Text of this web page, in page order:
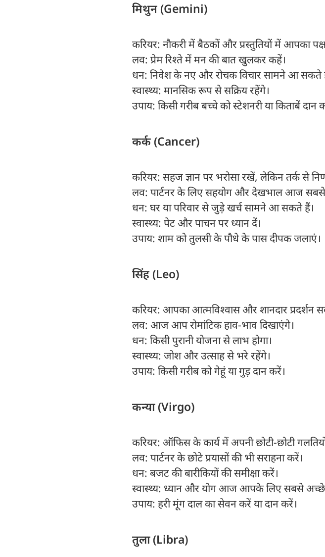
मिथुन (Gemini)
करियर: नौकरी में बैठकों और प्रस्तुतियों में आपका
लव: प्रेम रिश्ते में मन की बात खुलकर कहें।
धन: निवेश के नए और रोचक विचार सामने आ सकते
स्वास्थ्य: मानसिक रूप से सक्रिय रहेंगे।
उपाय: किसी गरीब बच्चे को स्टेशनरी या किताबें दान
कर्क (Cancer)
करियर: सहज ज्ञान पर भरोसा रखें, लेकिन तर्क से
लव: पार्टनर के लिए सहयोग और देखभाल आज सबसे
धन: घर या परिवार से जुड़े खर्च सामने आ सकते हैं।
स्वास्थ्य: पेट और पाचन पर ध्यान दें।
उपाय: शाम को तुलसी के पौधे के पास दीपक जलाएं।
सिंह (Leo)
करियर: आपका आत्मविश्वास और शानदार प्रदर्शन
लव: आज आप रोमांटिक हाव-भाव दिखाएंगे।
धन: किसी पुरानी योजना से लाभ होगा।
स्वास्थ्य: जोश और उत्साह से भरे रहेंगे।
उपाय: किसी गरीब को गेहूं या गुड़ दान करें।
कन्या (Virgo)
करियर: ऑफिस के कार्य में अपनी छोटी-छोटी
लव: पार्टनर के छोटे प्रयासों की भी सराहना करें।
धन: बजट की बारीकियों की समीक्षा करें।
स्वास्थ्य: ध्यान और योग आज आपके लिए सबसे अच्छे
उपाय: हरी मूंग दाल का सेवन करें या दान करें।
तुला (Libra)